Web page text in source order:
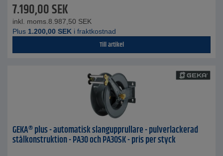
7.190,00SEK
inkl. moms. 8.987,50 SEK
Plus 1.200,00 SEK i fraktkostnad
Till artikel
GEKA® plus - automatisk slangupprullare - pulverlackerad
stålkonstruktion - PA30 och PA30SK - pris per styck